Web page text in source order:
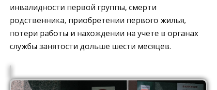
инвалидности первой группы, смерти
родственника, приобретении первого жилья,
потери работы и нахождении на учете в органах
службы занятости дольше шести месяцев.